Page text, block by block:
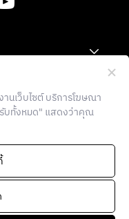
ซอยจุฬา 7
เทพฯ
นเว็บไซต์ บริการโฆษณา
รับทั้งหมด" แสดงว่าคุณ